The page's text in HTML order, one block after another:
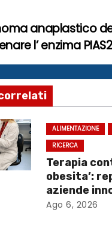
anaplastico
l’ enzima
ALIMENTAZIONE
RICERCA
Terapia
obesita’:
aziende
Ago 6, 2026